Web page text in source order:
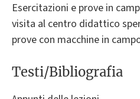
Esercitazioni e prove in
visita al centro didattico
prove con macchine in
Testi/Bibliografia